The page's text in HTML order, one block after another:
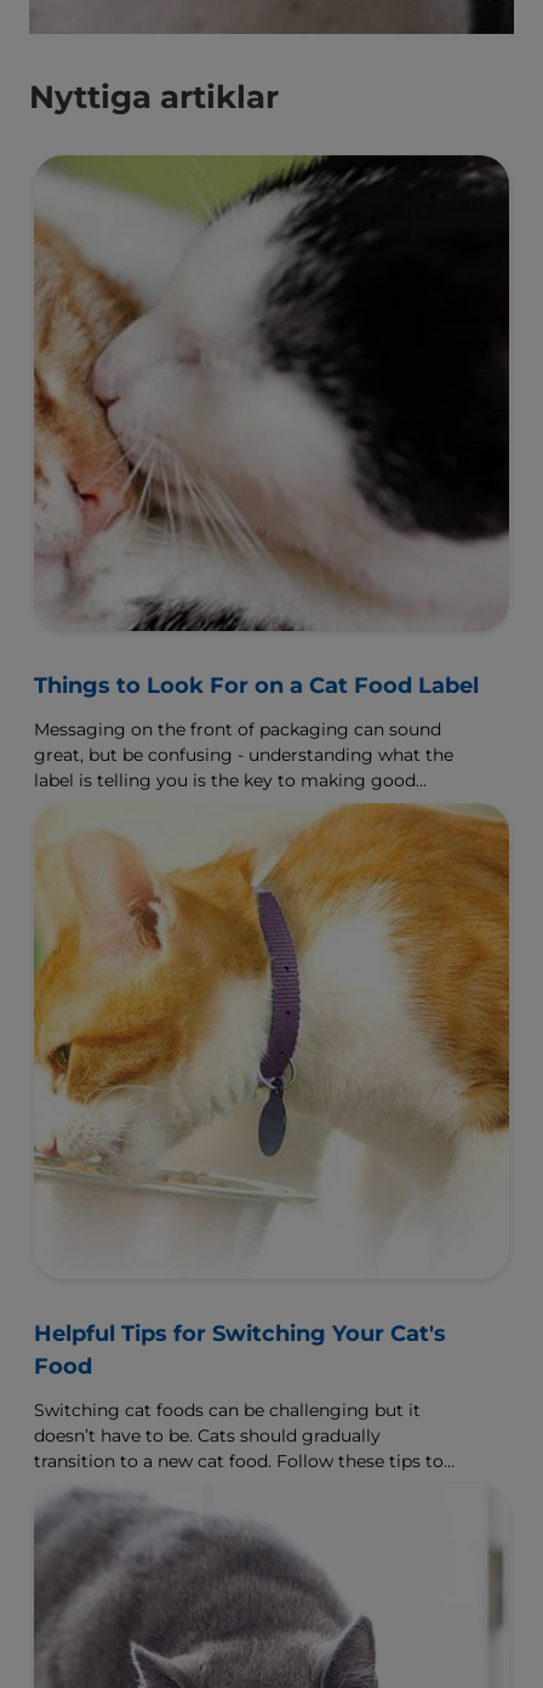
Nyttiga artiklar
Things to Look For on a Cat Food Label
Messaging on the front of packaging can sound
great, but be confusing - understanding what the
label is telling you is the key to making good
nutritional decisions.
Helpful Tips for Switching Your Cat's
Food
Switching cat foods can be challenging but it
doesn’t have to be. Cats should gradually
transition to a new cat food. Follow these tips to
help ensure success.